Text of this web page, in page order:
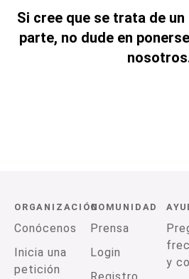
Si cree que se trata de
parte, no dude en
ORGANIZACIÓN
Conócenos
Inicia una
petición
COMUNIDAD
Prensa
Login
y